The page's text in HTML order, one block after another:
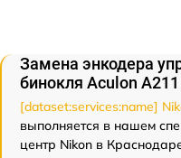
Замена энкодера
бинокля Aculon
[dataset:services:name]
выполняется в нашем
центр Nikon в